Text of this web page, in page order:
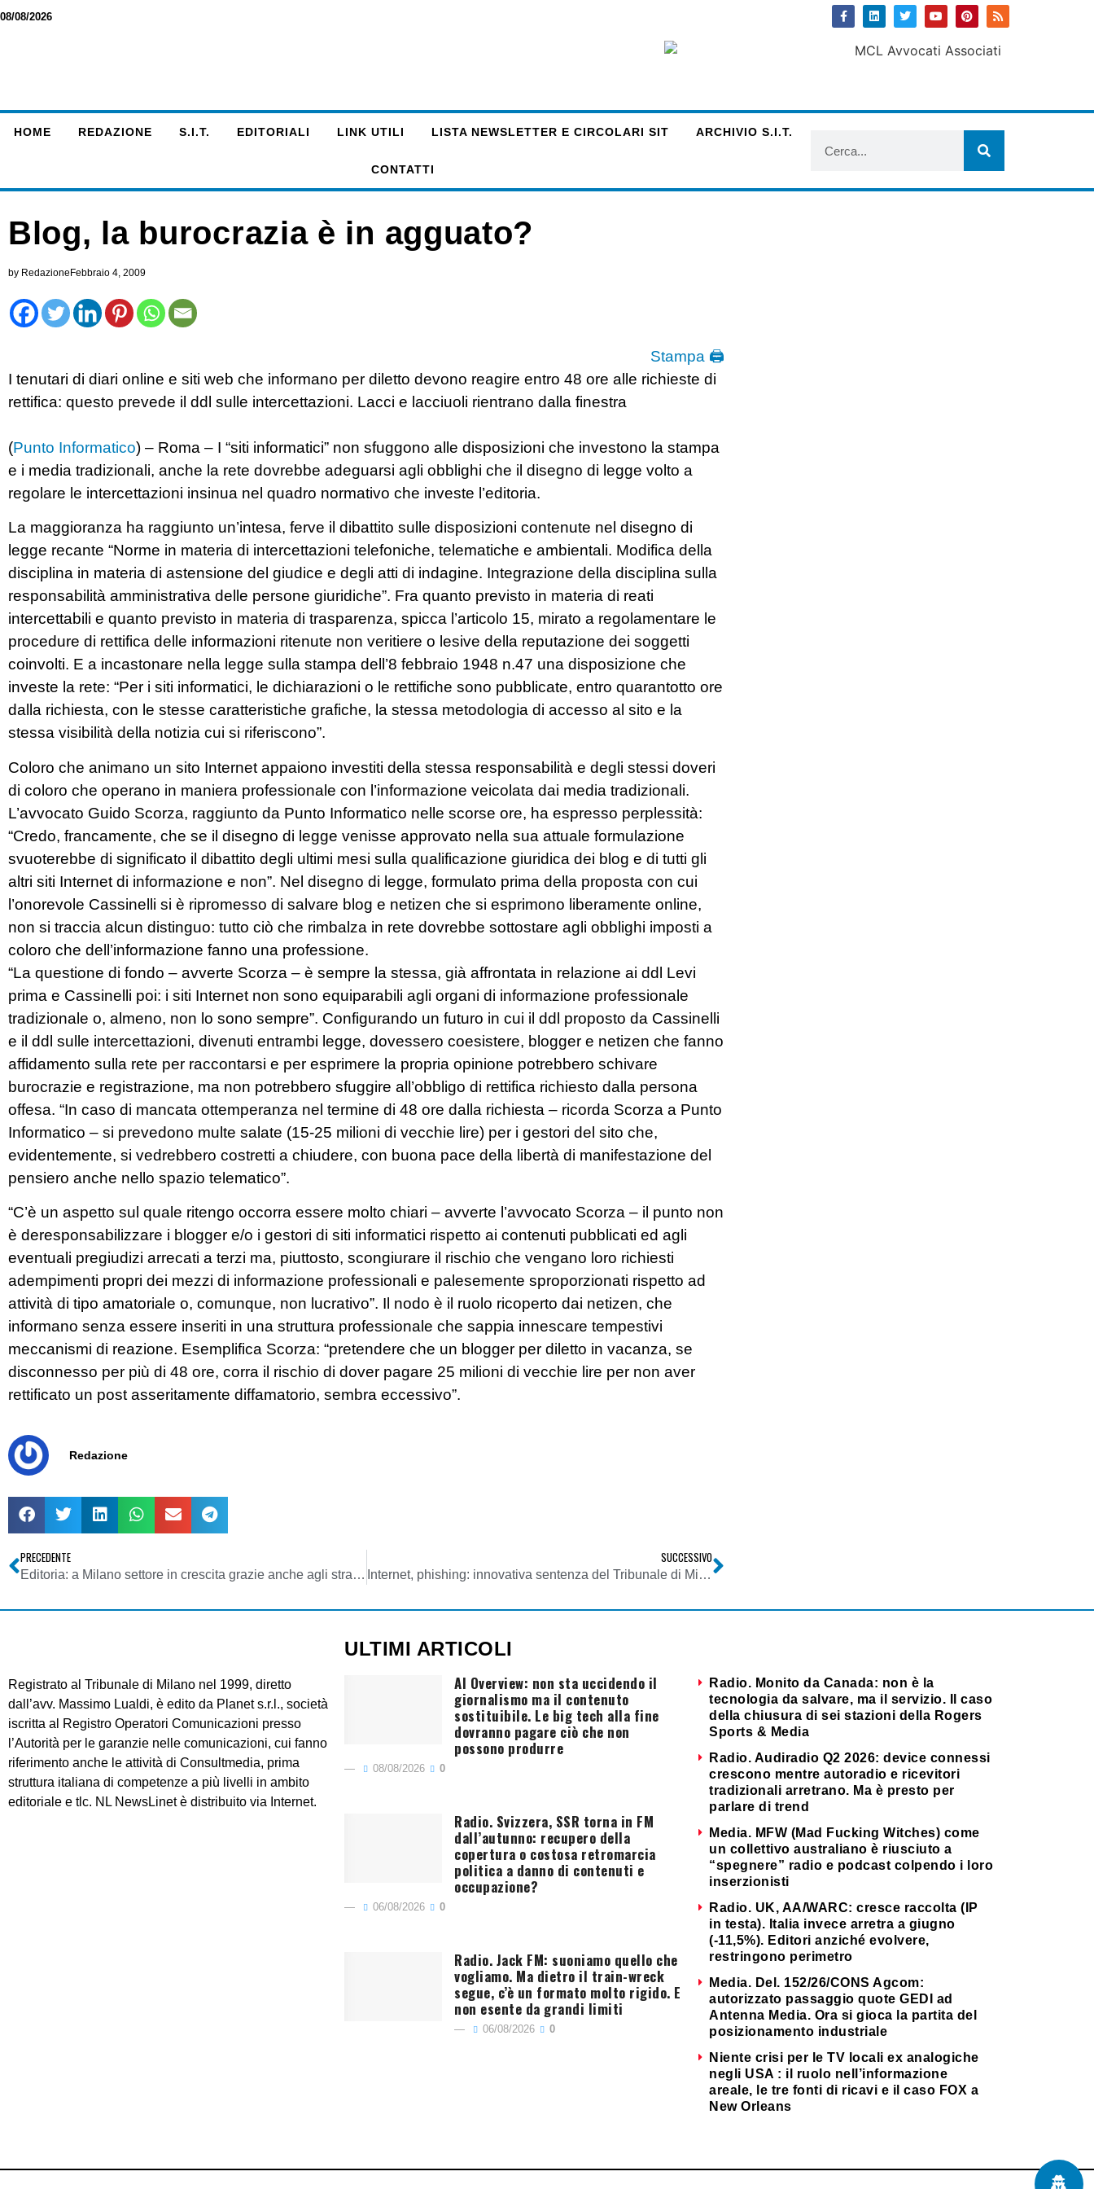
08/08/2026
HOME REDAZIONE S.I.T. EDITORIALI LINK UTILI LISTA NEWSLETTER E CIRCOLARI SIT ARCHIVIO S.I.T.
CONTATTI
Blog, la burocrazia è in agguato?
by Redazione Febbraio 4, 2009
Stampa 🖨
I tenutari di diari online e siti web che informano per diletto devono reagire entro 48 ore alle richieste di
rettifica: questo prevede il ddl sulle intercettazioni. Lacci e lacciuoli rientrano dalla finestra
(Punto Informatico) – Roma – I “siti informatici” non sfuggono alle disposizioni che investono la stampa
e i media tradizionali, anche la rete dovrebbe adeguarsi agli obblighi che il disegno di legge volto a
regolare le intercettazioni insinua nel quadro normativo che investe l’editoria.
La maggioranza ha raggiunto un’intesa, ferve il dibattito sulle disposizioni contenute nel disegno di
legge recante “Norme in materia di intercettazioni telefoniche, telematiche e ambientali. Modifica della
disciplina in materia di astensione del giudice e degli atti di indagine. Integrazione della disciplina sulla
responsabilità amministrativa delle persone giuridiche”. Fra quanto previsto in materia di reati
intercettabili e quanto previsto in materia di trasparenza, spicca l’articolo 15, mirato a regolamentare le
procedure di rettifica delle informazioni ritenute non veritiere o lesive della reputazione dei soggetti
coinvolti. E a incastonare nella legge sulla stampa dell’8 febbraio 1948 n.47 una disposizione che
investe la rete: “Per i siti informatici, le dichiarazioni o le rettifiche sono pubblicate, entro quarantotto ore
dalla richiesta, con le stesse caratteristiche grafiche, la stessa metodologia di accesso al sito e la
stessa visibilità della notizia cui si riferiscono”.
Coloro che animano un sito Internet appaiono investiti della stessa responsabilità e degli stessi doveri
di coloro che operano in maniera professionale con l’informazione veicolata dai media tradizionali.
L’avvocato Guido Scorza, raggiunto da Punto Informatico nelle scorse ore, ha espresso perplessità:
“Credo, francamente, che se il disegno di legge venisse approvato nella sua attuale formulazione
svuoterebbe di significato il dibattito degli ultimi mesi sulla qualificazione giuridica dei blog e di tutti gli
altri siti Internet di informazione e non”. Nel disegno di legge, formulato prima della proposta con cui
l’onorevole Cassinelli si è ripromesso di salvare blog e netizen che si esprimono liberamente online,
non si traccia alcun distinguo: tutto ciò che rimbalza in rete dovrebbe sottostare agli obblighi imposti a
coloro che dell’informazione fanno una professione.
“La questione di fondo – avverte Scorza – è sempre la stessa, già affrontata in relazione ai ddl Levi
prima e Cassinelli poi: i siti Internet non sono equiparabili agli organi di informazione professionale
tradizionale o, almeno, non lo sono sempre”. Configurando un futuro in cui il ddl proposto da Cassinelli
e il ddl sulle intercettazioni, divenuti entrambi legge, dovessero coesistere, blogger e netizen che fanno
affidamento sulla rete per raccontarsi e per esprimere la propria opinione potrebbero schivare
burocrazie e registrazione, ma non potrebbero sfuggire all’obbligo di rettifica richiesto dalla persona
offesa. “In caso di mancata ottemperanza nel termine di 48 ore dalla richiesta – ricorda Scorza a Punto
Informatico – si prevedono multe salate (15-25 milioni di vecchie lire) per i gestori del sito che,
evidentemente, si vedrebbero costretti a chiudere, con buona pace della libertà di manifestazione del
pensiero anche nello spazio telematico”.
“C’è un aspetto sul quale ritengo occorra essere molto chiari – avverte l’avvocato Scorza – il punto non
è deresponsabilizzare i blogger e/o i gestori di siti informatici rispetto ai contenuti pubblicati ed agli
eventuali pregiudizi arrecati a terzi ma, piuttosto, scongiurare il rischio che vengano loro richiesti
adempimenti propri dei mezzi di informazione professionali e palesemente sproporzionati rispetto ad
attività di tipo amatoriale o, comunque, non lucrativo”. Il nodo è il ruolo ricoperto dai netizen, che
informano senza essere inseriti in una struttura professionale che sappia innescare tempestivi
meccanismi di reazione. Esemplifica Scorza: “pretendere che un blogger per diletto in vacanza, se
disconnesso per più di 48 ore, corra il rischio di dover pagare 25 milioni di vecchie lire per non aver
rettificato un post asseritamente diffamatorio, sembra eccessivo”.
Redazione
PRECEDENTE
Editoria: a Milano settore in crescita grazie anche agli stranieri
SUCCESSIVO
Internet, phishing: innovativa sentenza del Tribunale di Milano
Registrato al Tribunale di Milano nel 1999, diretto
dall’avv. Massimo Lualdi, è edito da Planet s.r.l., società
iscritta al Registro Operatori Comunicazioni presso
l’Autorità per le garanzie nelle comunicazioni, cui fanno
riferimento anche le attività di Consultmedia, prima
struttura italiana di competenze a più livelli in ambito
editoriale e tlc. NL NewsLinet è distribuito via Internet.
ULTIMI ARTICOLI
AI Overview: non sta uccidendo il
giornalismo ma il contenuto
sostituibile. Le big tech alla fine
dovranno pagare ciò che non
possono produrre
08/08/2026 0
Radio. Svizzera, SSR torna in FM
dall’autunno: recupero della
copertura o costosa retromarcia
politica a danno di contenuti e
occupazione?
06/08/2026 0
Radio. Jack FM: suoniamo quello che
vogliamo. Ma dietro il train-wreck
segue, c’è un formato molto rigido. E
non esente da grandi limiti
06/08/2026 0
Radio. Monito da Canada: non è la
tecnologia da salvare, ma il servizio. Il caso
della chiusura di sei stazioni della Rogers
Sports & Media
Radio. Audiradio Q2 2026: device connessi
crescono mentre autoradio e ricevitori
tradizionali arretrano. Ma è presto per
parlare di trend
Media. MFW (Mad Fucking Witches) come
un collettivo australiano è riusciuto a
“spegnere” radio e podcast colpendo i loro
inserzionisti
Radio. UK, AA/WARC: cresce raccolta (IP
in testa). Italia invece arretra a giugno
(-11,5%). Editori anziché evolvere,
restringono perimetro
Media. Del. 152/26/CONS Agcom:
autorizzato passaggio quote GEDI ad
Antenna Media. Ora si gioca la partita del
posizionamento industriale
Niente crisi per le TV locali ex analogiche
negli USA : il ruolo nell’informazione
areale, le tre fonti di ricavi e il caso FOX a
New Orleans